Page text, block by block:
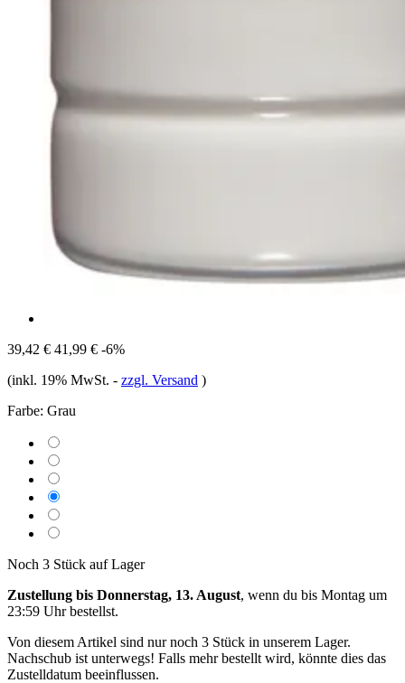
39,42 € 41,99 € -6%
(inkl. 19% MwSt. - zzgl. Versand )
Farbe: Grau
Noch 3 Stück auf Lager
Zustellung bis Donnerstag, 13. August, wenn du bis Montag um
23:59 Uhrbestellst.
Von diesem Artikel sind nur noch 3 Stück in unserem Lager.
Nachschub ist unterwegs! Falls mehr bestellt wird, könnte dies das
Zustelldatum beeinflussen.